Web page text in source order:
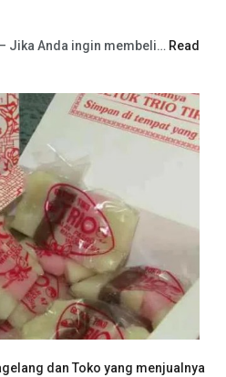
Jika Anda ingin membeli… Read
dan Toko yang menjualnya